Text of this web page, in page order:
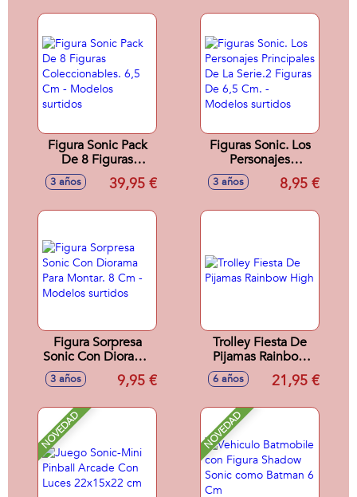
Figura Sonic Pack
De 8 Figuras
Coleccionables. 6,5
Cm - Modelos
3 años 39,95 €
Figuras Sonic. Los
Personajes
Principales De La
Serie.2 Figuras De
3 años 8,95 €
Figura Sorpresa
Sonic Con Diorama
Para Montar. 8 Cm -
Modelos surtidos
3 años 9,95 €
Trolley Fiesta De
Pijamas Rainbow
High
6 años 21,95 €
NOVEDAD NOVEDAD